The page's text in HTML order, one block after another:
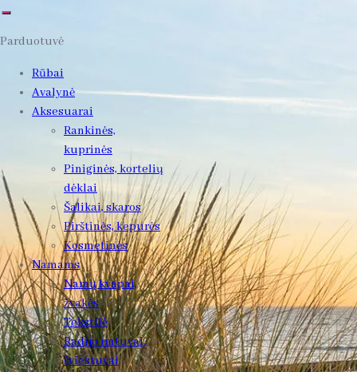
Parduotuvė
Rūbai
Avalynė
Aksesuarai
Rankinės,
kuprinės
Piniginės, kortelių
dėklai
Šalikai, skaros
Pirštinės, kepurės
Kosmetinės
Namams
Namų kvapai,
žvakės
Tekstilė
Radijo imtuvai,
šviestuvai